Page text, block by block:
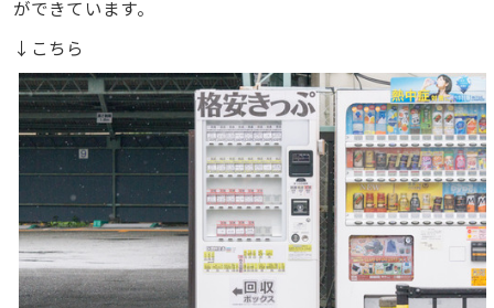
ができています。
↓こちら